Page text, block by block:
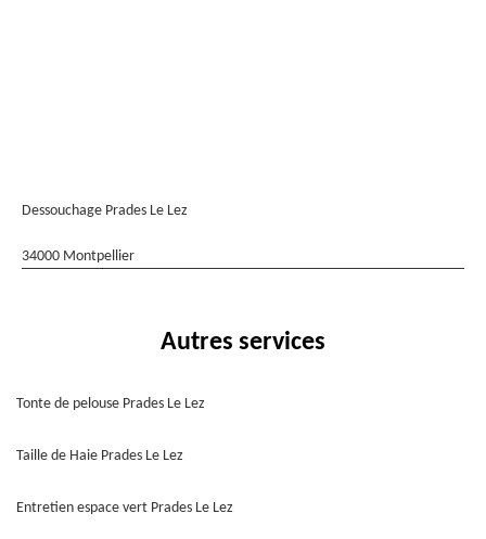
Dessouchage Prades Le Lez
34000 Montpellier
Autres services
Tonte de pelouse Prades Le Lez
Taille de Haie Prades Le Lez
Entretien espace vert Prades Le Lez